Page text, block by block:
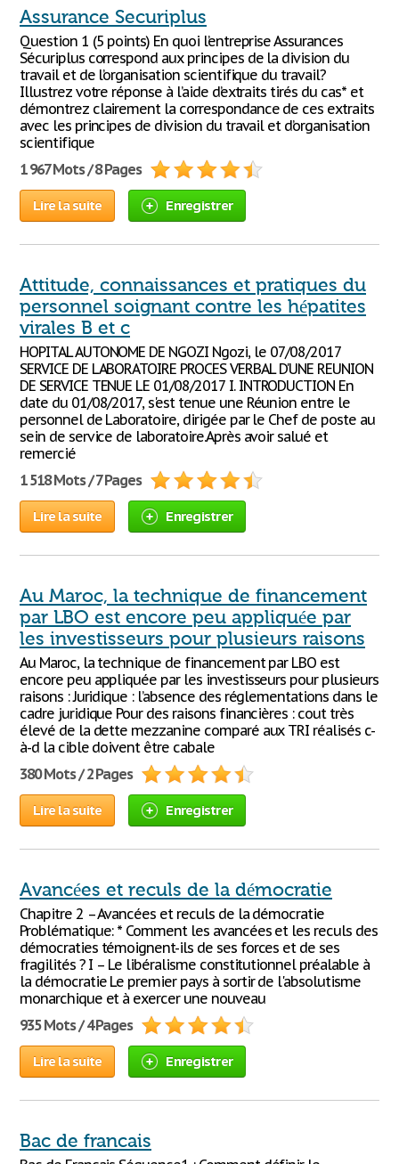
Assurance Securiplus
Question 1 (5 points) En quoi l’entreprise Assurances
Sécuriplus correspond aux principes de la division du
travail et de l’organisation scientifique du travail?
Illustrez votre réponse à l’aide d’extraits tirés du cas* et
démontrez clairement la correspondance de ces extraits
avec les principes de division du travail et d’organisation
scientifique
1 967 Mots / 8 Pages
Lire la suite Enregistrer
Attitude, connaissances et pratiques du
personnel soignant contre les hépatites
virales B et c
HOPITAL AUTONOME DE NGOZI Ngozi, le 07/08/2017
SERVICE DE LABORATOIRE PROCES VERBAL D'UNE REUNION
DE SERVICE TENUE LE 01/08/2017 I. INTRODUCTION En
date du 01/08/2017, s'est tenue une Réunion entre le
personnel de Laboratoire, dirigée par le Chef de poste au
sein de service de laboratoire.Après avoir salué et
remercié
1 518 Mots / 7 Pages
Lire la suite Enregistrer
Au Maroc, la technique de financement
par LBO est encore peu appliquée par
les investisseurs pour plusieurs raisons
Au Maroc, la technique de financement par LBO est
encore peu appliquée par les investisseurs pour plusieurs
raisons : Juridique : l’absence des réglementations dans le
cadre juridique Pour des raisons financières : cout très
élevé de la dette mezzanine comparé aux TRI réalisés c-
à-d la cible doivent être cabale
380 Mots / 2 Pages
Lire la suite Enregistrer
Avancées et reculs de la démocratie
Chapitre 2 – Avancées et reculs de la démocratie
Problématique: * Comment les avancées et les reculs des
démocraties témoignent-ils de ses forces et de ses
fragilités ? I – Le libéralisme constitutionnel préalable à
la démocratie Le premier pays à sortir de l'absolutisme
monarchique et à exercer une nouveau
935 Mots / 4 Pages
Lire la suite Enregistrer
Bac de francais